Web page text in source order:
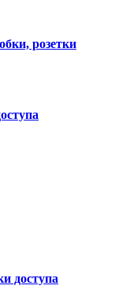
розетки
доступа